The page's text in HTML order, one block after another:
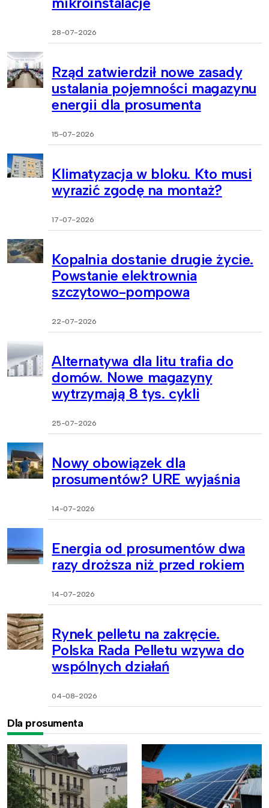
28-07-2026
Rząd zatwierdził nowe zasady
ustalania pojemności magazynu
energii dla prosumenta
15-07-2026
Klimatyzacja w bloku. Kto musi
wyrazić zgodę na montaż?
17-07-2026
Kopalnia dostanie drugie życie.
Powstanie elektrownia
szczytowo-pompowa
22-07-2026
Alternatywa dla litu trafia do
domów. Nowe magazyny
wytrzymają 8 tys. cykli
25-07-2026
Nowy obowiązek dla
prosumentów? URE wyjaśnia
14-07-2026
Energia od prosumentów dwa
razy droższa niż przed rokiem
14-07-2026
Rynek pelletu na zakręcie.
Polska Rada Pelletu wzywa do
wspólnych działań
04-08-2026
Dla prosumenta